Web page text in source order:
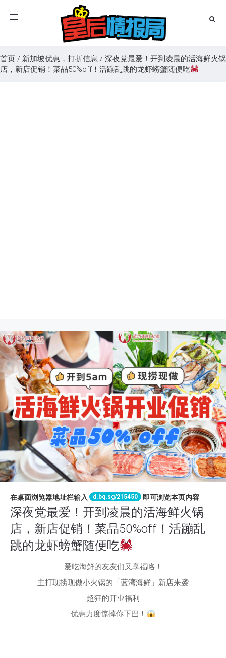
Toggle
首页 / 新加坡优惠，打折信息 / 深夜党最爱！开到凌晨的活海鲜火锅
店，新店促销！菜品50%off！活蹦乱跳的龙虾螃蟹随便吃
在桌面浏览器地址栏输入 d.bq.sg/215450 即可浏览本页内容
深夜党最爱！开到凌晨的活海鲜火锅
店，新店促销！菜品50%off！活蹦乱
跳的龙虾螃蟹随便吃
爱吃海鲜的友友们又享福咯！
主打现捞现做小火锅的「蓝湾海鲜」新店来袭
超狂的开业福利
优惠力度惊掉你下巴！